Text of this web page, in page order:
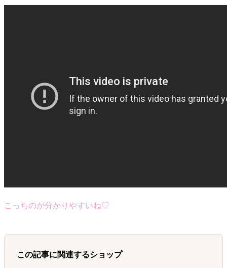
こっちのが分かりやすいね♡
この記事に関連するショップ